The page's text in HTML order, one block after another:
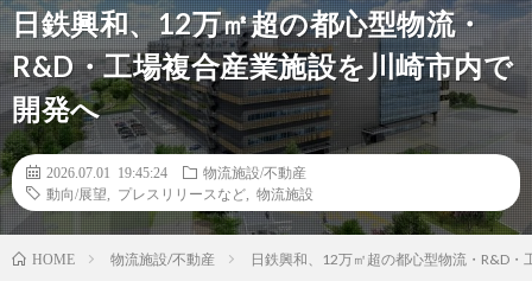
日鉄興和、12万㎡超の都心型物流・
R&D・工場複合産業施設を川崎市内で
開発へ
2026.07.01 19:45:24
物流施設/不動産
動向/展望
プレスリリースなど 物流施設
HOME 物流施設/不動産 日鉄興和、12万㎡超の都心型物流・R&D